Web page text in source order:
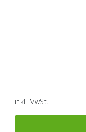
inkl. MwSt.